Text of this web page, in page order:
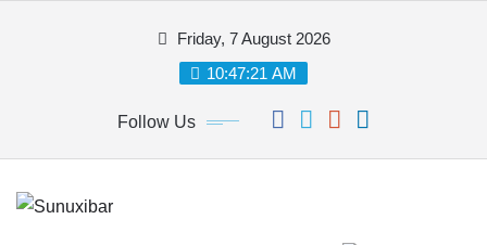
Friday, 7 August 2026
10:47:22 AM
Follow Us